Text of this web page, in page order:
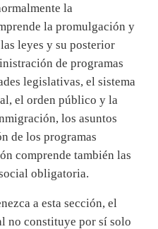
la
la promulgación y
leyes y su posterior
de programas
legislativas, el sistema
el orden público y la
los asuntos
de los programas
comprende también las
obligatoria.
a esta sección, el
no constituye por sí solo